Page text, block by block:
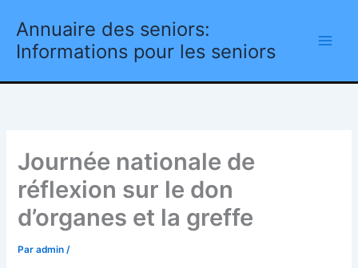
contenu
Annuaire des seniors:
Informations pour les seniors
Journée nationale de
réflexion sur le don
d’organes et la greffe
Paradmin/